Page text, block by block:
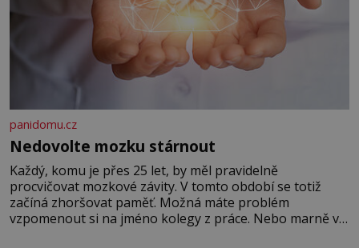
panidomu.cz
Nedovolte mozku stárnout
Každý, komu je přes 25 let, by měl pravidelně
procvičovat mozkové závity. V tomto období se totiž
začíná zhoršovat paměť. Možná máte problém
vzpomenout si na jméno kolegy z práce. Nebo marně v